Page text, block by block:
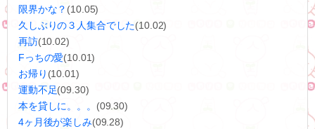
限界かな？ (10.05)
久しぶりの３人集合でした(10.02)
再訪(10.02)
Fっちの愛(10.01)
お帰り (10.01)
運動不足(09.30)
本を貸しに。。。 (09.30)
4ヶ月後が楽しみ(09.28)